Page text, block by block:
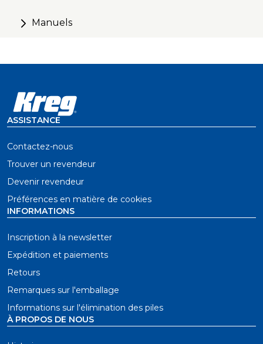
Manuels
ASSISTANCE
Contactez-nous
Trouver un revendeur
Devenir revendeur
Préférences en matière de cookies
INFORMATIONS
Inscription à la newsletter
Expédition et paiements
Retours
Remarques sur l'emballage
Informations sur l'élimination des piles
À PROPOS DE NOUS